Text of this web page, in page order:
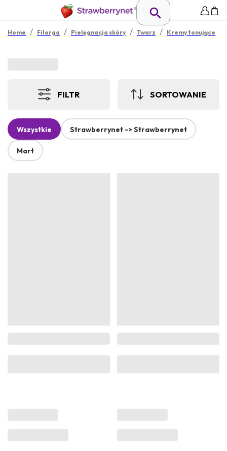
Home / Filorga / Pielęgnacja skóry / Twarz / Kremy tonujące
FILTR SORTOWANIE
Wszystkie Strawberrynet -> Strawberrynet
Mart